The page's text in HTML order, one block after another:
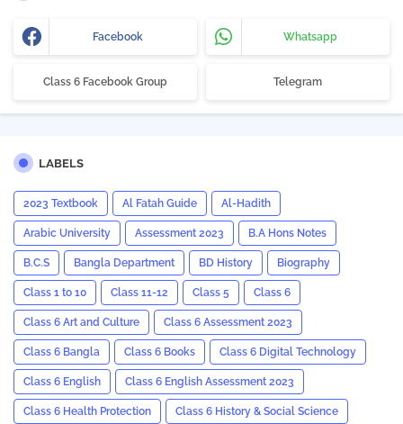
Facebook Whatsapp
Class 6 Facebook Group Telegram
LABELS
2023 Textbook Al Fatah Guide Al-Hadith
Arabic University Assessment 2023 B.A Hons Notes
B.C.S Bangla Department BD History Biography
Class 1 to 10 Class 11-12 Class 5 Class 6
Class 6 Art and Culture Class 6 Assessment 2023
Class 6 Bangla Class 6 Books Class 6 Digital Technology
Class 6 English Class 6 English Assessment 2023
Class 6 Health Protection Class 6 History & Social Science